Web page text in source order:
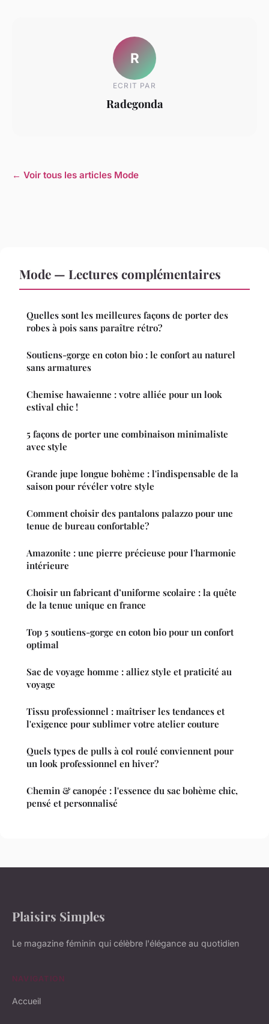
R
ECRIT PAR
Radegonda
← Voir tous les articles Mode
Mode — Lectures complémentaires
Quelles sont les meilleures façons de porter des
robes à pois sans paraître rétro?
Soutiens-gorge en coton bio : le confort au naturel
sans armatures
Chemise hawaienne : votre alliée pour un look
estival chic !
5 façons de porter une combinaison minimaliste
avec style
Grande jupe longue bohème : l'indispensable de la
saison pour révéler votre style
Comment choisir des pantalons palazzo pour une
tenue de bureau confortable?
Amazonite : une pierre précieuse pour l'harmonie
intérieure
Choisir un fabricant d’uniforme scolaire : la quête
de la tenue unique en france
Top 5 soutiens-gorge en coton bio pour un confort
optimal
Sac de voyage homme : alliez style et praticité au
voyage
Tissu professionnel : maîtriser les tendances et
l'exigence pour sublimer votre atelier couture
Quels types de pulls à col roulé conviennent pour
un look professionnel en hiver?
Chemin & canopée : l'essence du sac bohème chic,
pensé et personnalisé
Plaisirs Simples
Le magazine féminin qui célèbre l'élégance au quotidien
NAVIGATION
Accueil